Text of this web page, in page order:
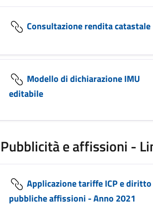
Consultazione rendita catastale
Modello di dichiarazione IMU
editabile
Pubblicità e affissioni -
Applicazione tariffe ICP e diritto
pubbliche affissioni - Anno 2021